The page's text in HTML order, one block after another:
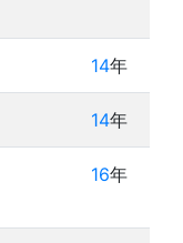
14年
14年
16年